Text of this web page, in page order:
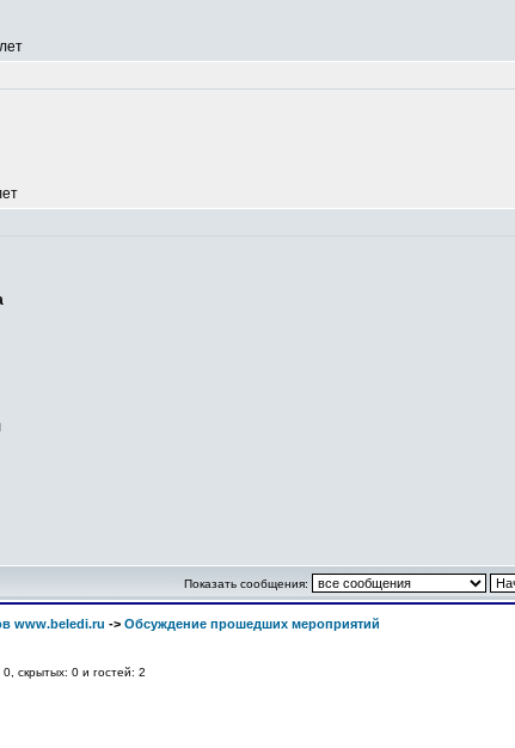
Показать сообщения:
www.beledi.ru -> Обсуждение прошедших мероприятий
0, скрытых: 0 и гостей: 2